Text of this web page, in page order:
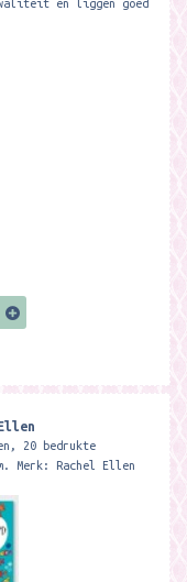
en liggen goed
20 bedrukte
Merk: Rachel Ellen